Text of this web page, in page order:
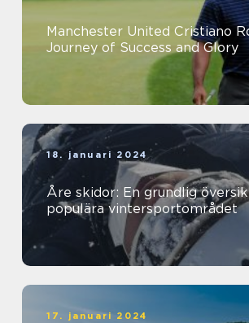
Manchester United Cristiano
Journey of Success and Glory
18. januari 2024
Åre skidor: En grundlig
populära vintersportområdet
17. januari 2024